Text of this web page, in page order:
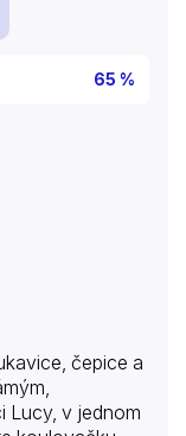
65 %
čepice a
Lucy, v jednom